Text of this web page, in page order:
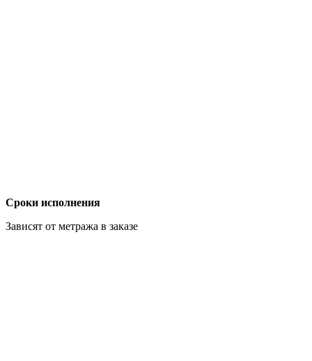
Сроки исполнения
Зависят от метража в заказе